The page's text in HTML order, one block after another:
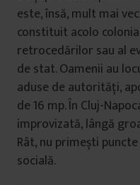
este, însă, mult mai
constituit acolo
retrocedărilor sau al
de stat. Oamenii au
aduse de autorități,
de 16 mp. În Cluj-
improvizată, lângă
Rât, nu primești
socială.